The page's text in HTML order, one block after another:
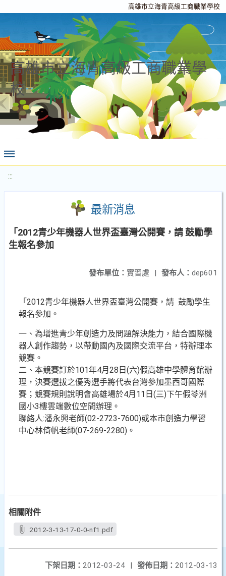
高雄市立海青高級工商職業學校
高雄市立海青高級工商職業學
校
:::
最新消息
「2012青少年機器人世界盃臺灣公開賽，請 鼓勵學
生報名參加
發布人： dep601
發布單位： 實習處 |
「2012青少年機器人世界盃臺灣公開賽，請 鼓勵學生
報名參加。
一、為增進青少年創造力及問題解決能力，結合國際機
器人創作趨勢，以帶動國內及國際交流平台，特辦理本
競賽。
二、本競賽訂於101年4月28日(六)假高雄中學體育館辦
理，決賽選拔之優秀選手將代表台灣參加墨西哥國際
賽；競賽規則說明會高雄場於4月11日(三)下午假苓洲
國小3樓雲端數位空間辦理。
聯絡人:潘永興老師(02-2723-7600)或本市創造力學習
中心林倚帆老師(07-269-2280)。
相關附件
2012-3-13-17-0-0-nf1.pdf
發佈日期： 2012-03-13
下架日期： 2012-03-24
|